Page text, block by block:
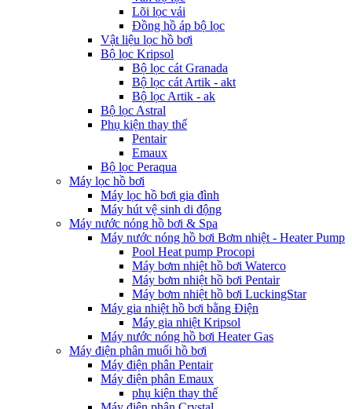
Lõi lọc vải
Đồng hồ áp bộ lọc
Vật liệu lọc hồ bơi
Bộ lọc Kripsol
Bộ lọc cát Granada
Bộ lọc cát Artik - akt
Bộ lọc Artik - ak
Bộ lọc Astral
Phụ kiện thay thế
Pentair
Emaux
Bộ lọc Peraqua
Máy lọc hồ bơi
Máy lọc hồ bơi gia đình
Máy hút vệ sinh di động
Máy nước nóng hồ bơi & Spa
Máy nước nóng hồ bơi Bơm nhiệt - Heater Pump
Pool Heat pump Procopi
Máy bơm nhiệt hồ bơi Waterco
Máy bơm nhiệt hồ bơi Pentair
Máy bơm nhiệt hồ bơi LuckingStar
Máy gia nhiệt hồ bơi bằng Điện
Máy gia nhiệt Kripsol
Máy nước nóng hồ bơi Heater Gas
Máy điện phân muối hồ bơi
Máy điện phân Pentair
Máy điện phân Emaux
phụ kiện thay thế